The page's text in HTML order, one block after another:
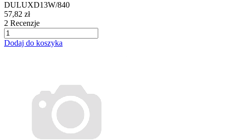
DULUXD13W/840
57,82 zł
2 Recenzje
Dodaj do koszyka